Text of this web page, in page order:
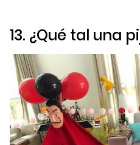
13. ¿Qué tal una